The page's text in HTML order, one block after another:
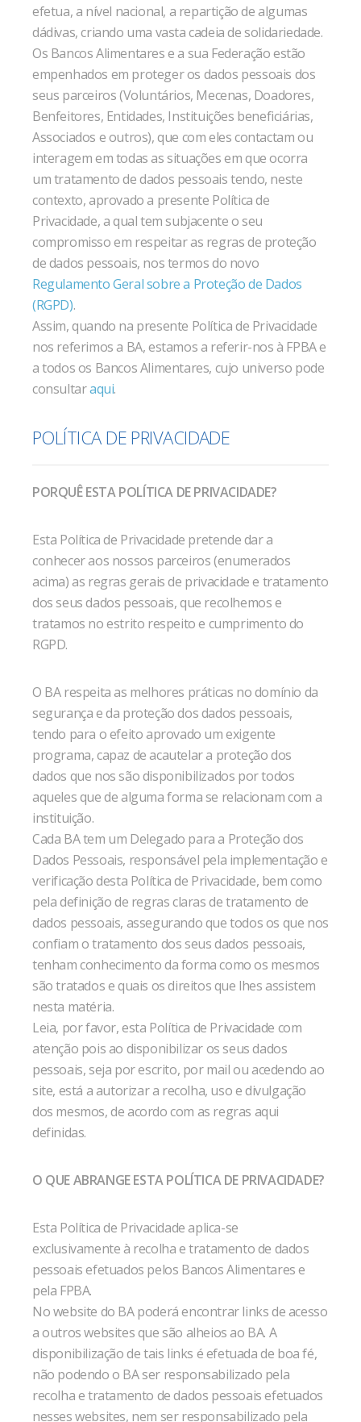
efetua, a nível nacional, a repartição de algumas
dádivas, criando uma vasta cadeia de solidariedade.
Os Bancos Alimentares e a sua Federação estão
empenhados em proteger os dados pessoais dos
seus parceiros (Voluntários, Mecenas, Doadores,
Benfeitores, Entidades, Instituições beneficiárias,
Associados e outros), que com eles contactam ou
interagem em todas as situações em que ocorra
um tratamento de dados pessoais tendo, neste
contexto, aprovado a presente Política de
Privacidade, a qual tem subjacente o seu
compromisso em respeitar as regras de proteção
de dados pessoais, nos termos do novo
Regulamento Geral sobre a Proteção de Dados
(RGPD).
Assim, quando na presente Política de Privacidade
nos referimos a BA, estamos a referir-nos à FPBA e
a todos os Bancos Alimentares, cujo universo pode
consultaraqui.
POLÍTICA DE PRIVACIDADE
PORQUÊ ESTA POLÍTICA DE PRIVACIDADE?
Esta Política de Privacidade pretende dar a
conhecer aos nossos parceiros (enumerados
acima) as regras gerais de privacidade e tratamento
dos seus dados pessoais, que recolhemos e
tratamos no estrito respeito e cumprimento do
RGPD.
O BA respeita as melhores práticas no domínio da
segurança e da proteção dos dados pessoais,
tendo para o efeito aprovado um exigente
programa, capaz de acautelar a proteção dos
dados que nos são disponibilizados por todos
aqueles que de alguma forma se relacionam com a
instituição.
Cada BA tem um Delegado para a Proteção dos
Dados Pessoais, responsável pela implementação e
verificação desta Política de Privacidade, bem como
pela definição de regras claras de tratamento de
dados pessoais, assegurando que todos os que nos
confiam o tratamento dos seus dados pessoais,
tenham conhecimento da forma como os mesmos
são tratados e quais os direitos que lhes assistem
nesta matéria.
Leia, por favor, esta Política de Privacidade com
atenção pois ao disponibilizar os seus dados
pessoais, seja por escrito, por mail ou acedendo ao
site, está a autorizar a recolha, uso e divulgação
dos mesmos, de acordo com as regras aqui
definidas.
O QUE ABRANGE ESTA POLÍTICA DE PRIVACIDADE?
Esta Política de Privacidade aplica-se
exclusivamente à recolha e tratamento de dados
pessoais efetuados pelos Bancos Alimentares e
pela FPBA.
No website do BA poderá encontrar links de acesso
a outros websites que são alheios ao BA. A
disponibilização de tais links é efetuada de boa fé,
não podendo o BA ser responsabilizado pela
recolha e tratamento de dados pessoais efetuados
nesses websites, nem ser responsabilizado pela